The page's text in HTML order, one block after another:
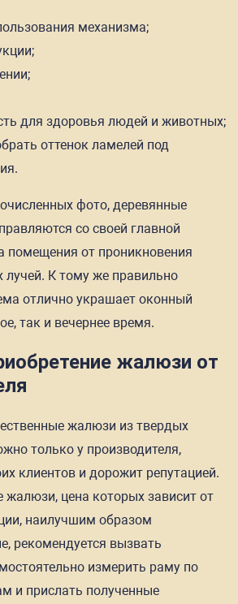
механизма;
для здоровья людей и животных;
оттенок ламелей под
фото, деревянные
со своей главной
помещения от проникновения
К тому же правильно
отлично украшает оконный
так и вечернее время.
жалюзи от
жалюзи из твердых
только у производителя,
клиентов и дорожит репутацией.
цена которых зависит от
наилучшим образом
рекомендуется вызвать
измерить раму по
и прислать полученные